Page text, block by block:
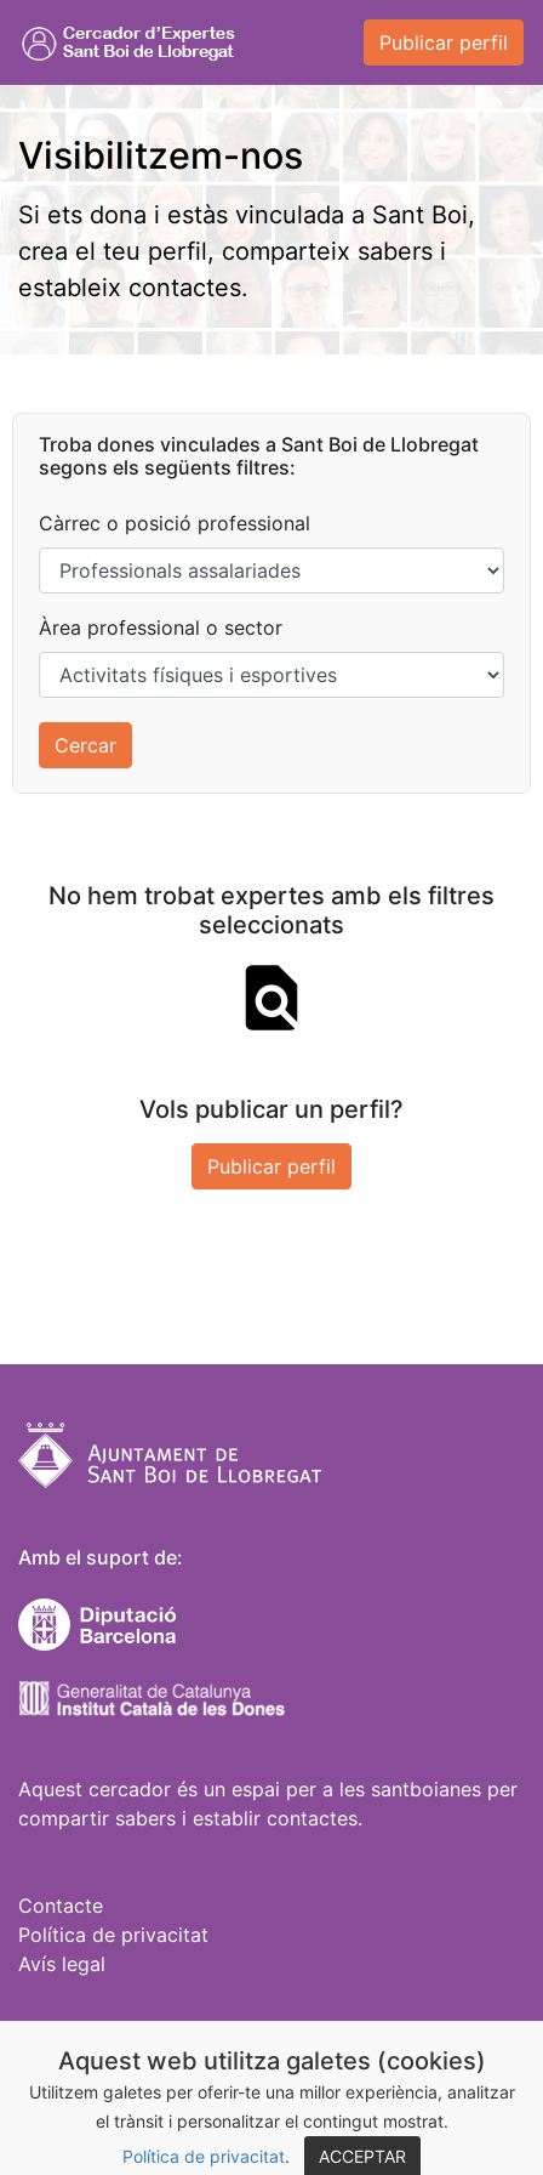
Aquest web utilitza galetes (cookies)
Utilitzem galetes per oferir-te una millor experiència, analitzar
el trànsit i personalitzar el contingut mostrat.
Política de privacitat. ACCEPTAR
Publicar perfil
Visibilitzem-nos
Si ets dona i estàs vinculada a Sant Boi,
crea el teu perfil, comparteix sabers i
estableix contactes.
Troba dones vinculades a Sant Boi de Llobregat
segons els següents filtres:
Càrrec o posició professional
Àrea professional o sector
No hem trobat expertes amb els filtres
seleccionats
Vols publicar un perfil?
Publicar perfil
Amb el suport de:
Aquest cercador és un espai per a les santboianes per
compartir sabers i establir contactes.
Contacte
Política de privacitat
Avís legal
Igualtat Sant Boi
@igualtatstboi
@aixonoesamor_stboi